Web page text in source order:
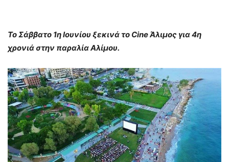
Το Σάββατο 1η Ιουνίου ξεκινά το Cine Άλιμος για 4η
χρονιά στην παραλία Αλίμου.